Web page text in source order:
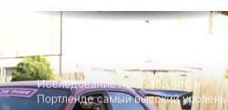
Портленде самый высокий уровень
угона автомобилей на душу
населения в США